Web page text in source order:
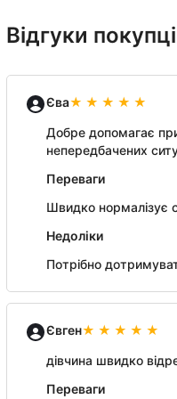
Відгуки
Єва
Добре допомагає
непередбачених
Переваги
Швидко нормалізує
Недоліки
Потрібно
Євген
дівчина швидко
Переваги